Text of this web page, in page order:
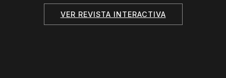
VER REVISTA INTERACTIVA